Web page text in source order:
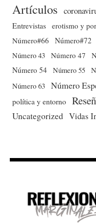
Artículos
Entrevistas erotismo y
Número#66
Número#72
Número 43 Número 47
Número 54 Número 55
Número 63 Número
política y entorno
Uncategorized Vidas